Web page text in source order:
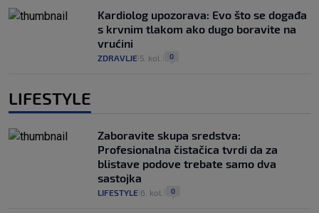
Kardiolog upozorava: Evo što se događa
s krvnim tlakom ako dugo boravite na
vrućini
ZDRAVLJE 5. kol. 0
LIFESTYLE
Zaboravite skupa sredstva:
Profesionalna čistačica tvrdi da za
blistave podove trebate samo dva
sastojka
LIFESTYLE 6. kol. 0